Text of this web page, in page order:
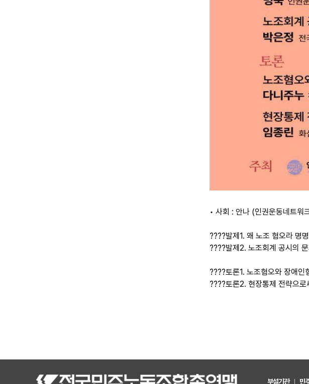
• 사회 : 안나 (인권운동네트워
????발제1. 왜 노조 혐오라 명
????발제2. 노조회계 공시의
????토론1. 노조혐오와 장애
????토론2. 현장통제 전략으
부설기관 민